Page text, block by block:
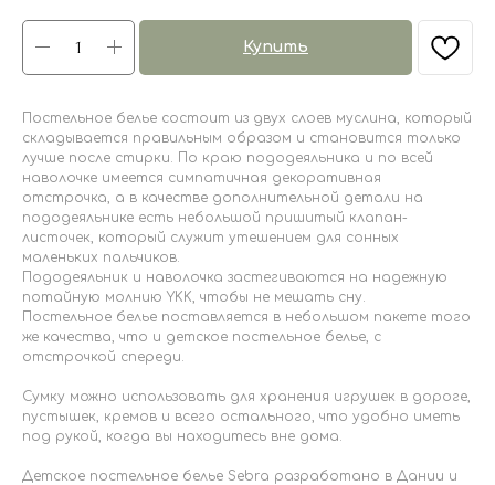
Купить
Постельное белье состоит из двух слоев муслина, который
складывается правильным образом и становится только
лучше после стирки. По краю пододеяльника и по всей
наволочке имеется симпатичная декоративная
отстрочка, а в качестве дополнительной детали на
пододеяльнике есть небольшой пришитый клапан-
листочек, который служит утешением для сонных
маленьких пальчиков.
Пододеяльник и наволочка застегиваются на надежную
потайную молнию YKK, чтобы не мешать сну.
Постельное белье поставляется в небольшом пакете того
же качества, что и детское постельное белье, с
отстрочкой спереди.
Сумку можно использовать для хранения игрушек в дороге,
пустышек, кремов и всего остального, что удобно иметь
под рукой, когда вы находитесь вне дома.
Детское постельное белье Sebra разработано в Дании и